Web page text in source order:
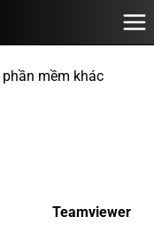
phần mềm khác
Teamviewer